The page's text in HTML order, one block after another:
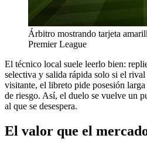
Árbitro mostrando tarjeta
Premier League
El técnico local suele leerlo bien:
selectiva y salida rápida solo si el
visitante, el libreto pide posesión
de riesgo. Así, el duelo se vuelve un
al que se desespera.
El valor que el